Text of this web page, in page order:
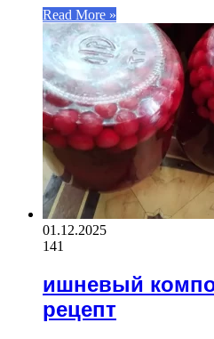
Read More »
01.12.2025
141
ишневый
рецепт